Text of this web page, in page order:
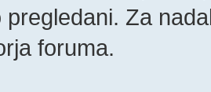
pregledani. Za
foruma.